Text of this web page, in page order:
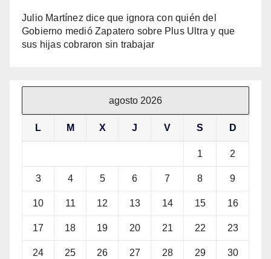
Julio Martínez dice que ignora con quién del
Gobierno medió Zapatero sobre Plus Ultra y que
sus hijas cobraron sin trabajar
agosto 2026
L M X J V S D
1 2
3 4 5 6 7 8 9
10 11 12 13 14 15 16
17 18 19 20 21 22 23
24 25 26 27 28 29 30